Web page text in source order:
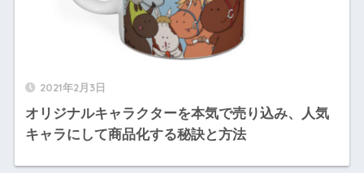
2021年2月3日
オリジナルキャラクターを本気で売り込み、人気
キャラにして商品化する秘訣と方法